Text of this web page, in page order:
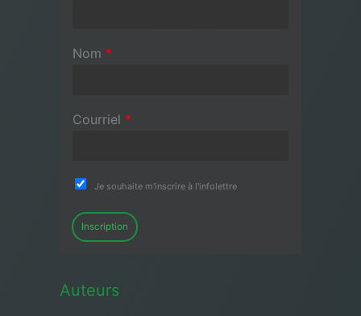
Nom *
Courriel *
Je souhaite m'inscrire à l'infolettre
Inscription
Auteurs